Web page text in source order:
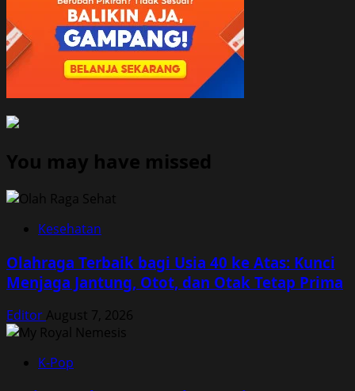
You may have missed
Kesehatan
Olahraga Terbaik bagi Usia 40 ke Atas: Kunci
Menjaga Jantung, Otot, dan Otak Tetap Prima
Editor August 7, 2026
K-Pop